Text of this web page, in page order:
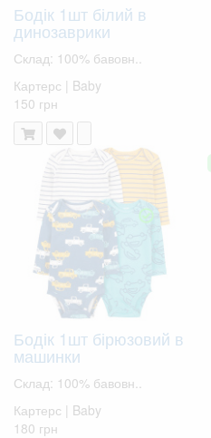
Бодік 1шт білий в
динозаврики
Склад: 100% бавовн..
Картерс | Baby
150 грн
Бодік 1шт бірюзовий в
машинки
Склад: 100% бавовн..
Картерс | Baby
180 грн